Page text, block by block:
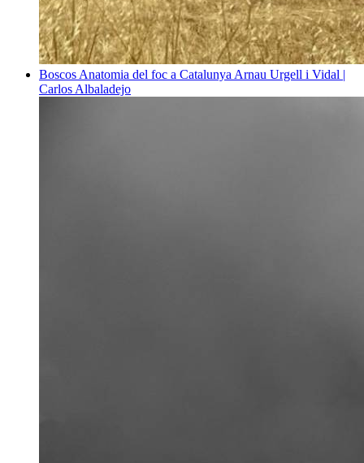
Boscos Anatomia del foc a Catalunya Arnau Urgell i Vidal |
Carlos Albaladejo